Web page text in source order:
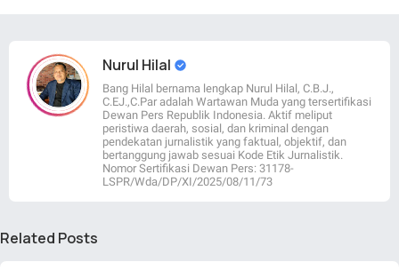
Nurul Hilal
Bang Hilal bernama lengkap Nurul Hilal, C.B.J.,
C.EJ.,C.Par adalah Wartawan Muda yang tersertifikasi
Dewan Pers Republik Indonesia. Aktif meliput
peristiwa daerah, sosial, dan kriminal dengan
pendekatan jurnalistik yang faktual, objektif, dan
bertanggung jawab sesuai Kode Etik Jurnalistik.
Nomor Sertifikasi Dewan Pers: 31178-
LSPR/Wda/DP/XI/2025/08/11/73
Related Posts